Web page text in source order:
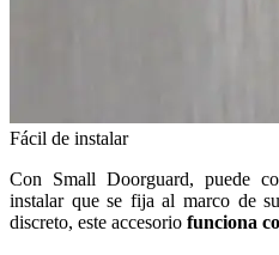
Fácil de instalar
Con Small Doorguard, puede
instalar que se fija al marco de
discreto, este accesorio funciona